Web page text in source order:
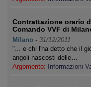
Contrattazione orario
Comando VVF di
Milano - 31/12/2011
"... e chi l'ha detto che il
angoli nascosti delle…
Argomento:
Informazioni